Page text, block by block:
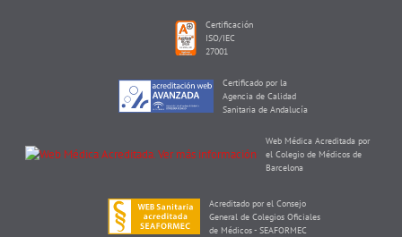
Certificación
ISO/IEC
27001
Certificado por la
Agencia de Calidad
Sanitaria de Andalucía
Web Médica Acreditada por
el Colegio de Médicos de
Barcelona
Acreditado por el Consejo
General de Colegios Oficiales
de Médicos - SEAFORMEC